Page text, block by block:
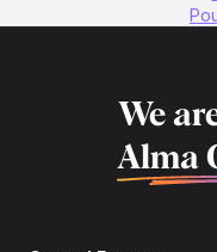
We
Alma